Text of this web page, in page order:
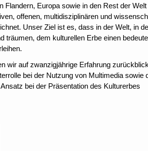
Flandern, Europa sowie in den Rest der
offenen, multidisziplinären und
Unser Ziel ist es, dass in der Welt, in
träumen, dem kulturellen Erbe einen
wir auf zwanzigjährige Erfahrung
bei der Nutzung von Multimedia sowie
bei der Präsentation des Kulturerbes